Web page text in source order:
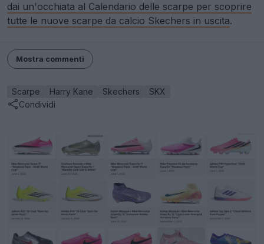
dai un'occhiata al Calendario delle scarpe per scoprire
tutte le nuove scarpe da calcio Skechers in uscita.
Mostra commenti
Scarpe Harry Kane Skechers
SKX
Condividi